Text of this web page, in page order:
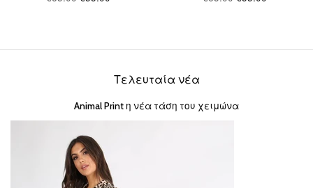
Τελευταία νέα
Animal Print η νέα τάση του χειμώνα